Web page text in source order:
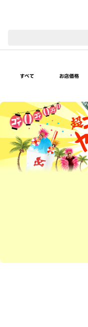
すべて お店価格
超ゴイゴイヤスー夏祭